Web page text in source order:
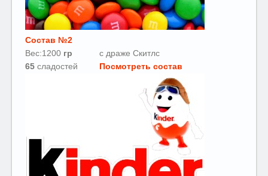
Состав №2
Вес:1200 гр
с драже Скитлс
65 сладостей Посмотреть состав